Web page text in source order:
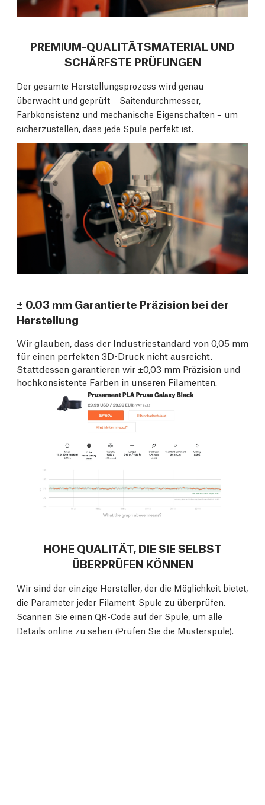
PREMIUM-QUALITÄTSMATERIAL UND
SCHÄRFSTE PRÜFUNGEN
Der gesamte Herstellungsprozess wird genau
überwacht und geprüft – Saitendurchmesser,
Farbkonsistenz und mechanische Eigenschaften – um
sicherzustellen, dass jede Spule perfekt ist.
± 0.03 mm Garantierte Präzision bei der
Herstellung
Wir glauben, dass der Industriestandard von 0,05 mm
für einen perfekten 3D-Druck nicht ausreicht.
Stattdessen garantieren wir ±0,03 mm Präzision und
hochkonsistente Farben in unseren Filamenten.
HOHE QUALITÄT, DIE SIE SELBST
ÜBERPRÜFEN KÖNNEN
Wir sind der einzige Hersteller, der die Möglichkeit bietet,
die Parameter jeder Filament-Spule zu überprüfen.
Scannen Sie einen QR-Code auf der Spule, um alle
Details online zu sehen (Prüfen Sie die Musterspule).